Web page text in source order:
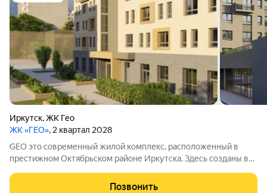
Иркутск,ЖК Гео
ЖК «ГЕО», 2 квартал 2028
GEO это современный жилой комплекс, расположенный в
престижном Октябрьском районе Иркутска. Здесь созданы все
инфраструктура, возможности для отдыха и общения.
Позвонить